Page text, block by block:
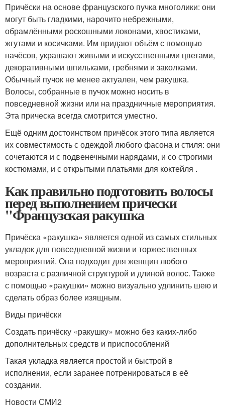
Причёски на основе французского пучка многолики: они
могут быть гладкими, нарочито небрежными,
обрамлёнными роскошными локонами, хвостиками,
жгутами и косичками. Им придают объём с помощью
начёсов, украшают живыми и искусственными цветами,
декоративными шпильками, гребнями и заколками.
Обычный пучок не менее актуален, чем ракушка.
Волосы, собранные в пучок можно носить в
повседневной жизни или на праздничные мероприятия.
Эта прическа всегда смотрится уместно.
Ещё одним достоинством причёсок этого типа является
их совместимость с одеждой любого фасона и стиля: они
сочетаются и с подвенечными нарядами, и со строгими
костюмами, и с открытыми платьями для коктейля .
Как правильно подготовить волосы
перед выполнением прически
"Французская ракушка
Причёска «ракушка» является одной из самых стильных
укладок для повседневной жизни и торжественных
мероприятий. Она подходит для женщин любого
возраста с различной структурой и длиной волос. Также
с помощью «ракушки» можно визуально удлинить шею и
сделать образ более изящным.
Виды причёски
Создать причёску «ракушку» можно без каких-либо
дополнительных средств и приспособлений
Такая укладка является простой и быстрой в
исполнении, если заранее потренироваться в её
создании.
Новости СМИ2